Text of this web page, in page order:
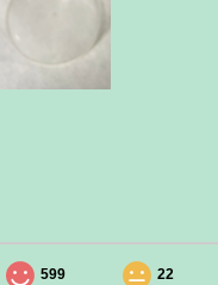
599 22